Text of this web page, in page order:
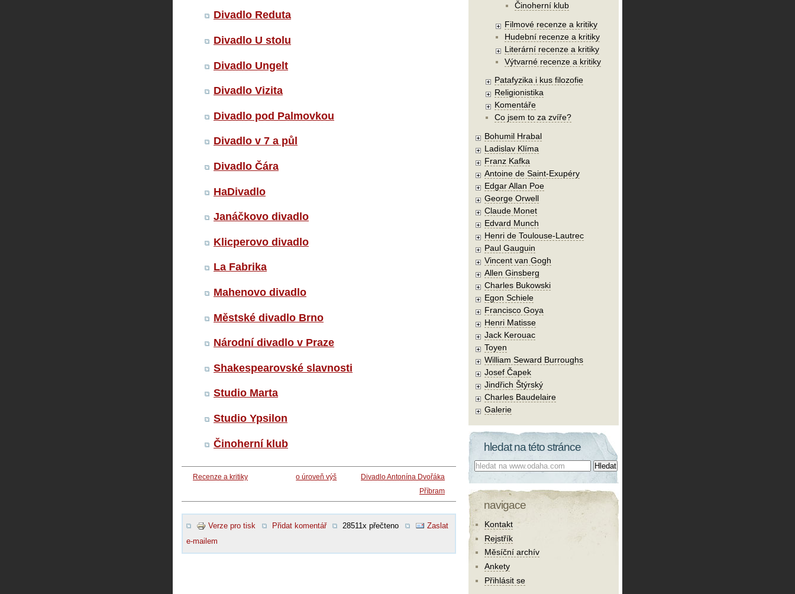
Divadlo Reduta
Divadlo U stolu
Divadlo Ungelt
Divadlo Vizita
Divadlo pod Palmovkou
Divadlo v 7 a půl
Divadlo Čára
HaDivadlo
Janáčkovo divadlo
Klicperovo divadlo
La Fabrika
Mahenovo divadlo
Městské divadlo Brno
Národní divadlo v Praze
Shakespearovské slavnosti
Studio Marta
Studio Ypsilon
Činoherní klub
Recenze a kritiky o úroveň výš
Divadlo Antonína Dvořáka
Příbram
Verze pro tisk Přidat komentář 28511x přečteno
Zaslat
e-mailem
Činoherní klub
Filmové recenze a kritiky
Hudební recenze a kritiky
Literární recenze a kritiky
Výtvarné recenze a kritiky
Patafyzika i kus filozofie
Religionistika
Komentáře
Co jsem to za zvíře?
Bohumil Hrabal
Ladislav Klíma
Franz Kafka
Antoine de Saint-Exupéry
Edgar Allan Poe
George Orwell
Claude Monet
Edvard Munch
Henri de Toulouse-Lautrec
Paul Gauguin
Vincent van Gogh
Allen Ginsberg
Charles Bukowski
Egon Schiele
Francisco Goya
Henri Matisse
Jack Kerouac
Toyen
William Seward Burroughs
Josef Čapek
Jindřich Štýrský
Charles Baudelaire
Galerie
hledat na této stránce
Co hledat:
navigace
Kontakt
Rejstřík
Měsíční archív
Ankety
Přihlásit se